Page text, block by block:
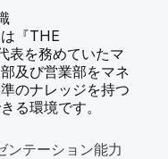
『THE
表を務めていたマ
及び営業部をマネ
のナレッジを持つ
る環境です。
ンテーション能力